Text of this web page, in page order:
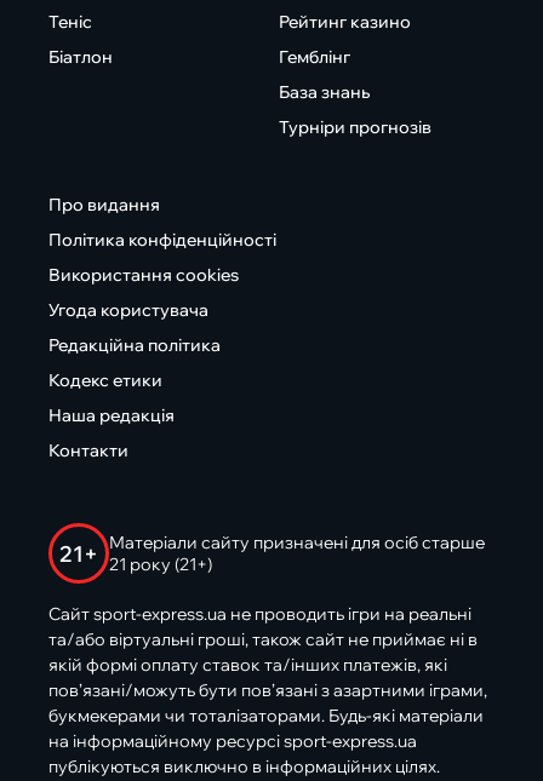
Теніс
Біатлон
Рейтинг казино
Гемблінг
База знань
Турніри прогнозів
Про видання
Політика конфіденційності
Використання cookies
Угода користувача
Редакційна політика
Кодекс етики
Наша редакція
Контакти
21+
Матеріали сайту призначені для осіб старше
21 року (21+)
Сайт sport-express.ua не проводить ігри на реальні
та/або віртуальні гроші, також сайт не приймає ні в
якій формі оплату ставок та/інших платежів, які
пов’язані/можуть бути пов’язані з азартними іграми,
букмекерами чи тоталізаторами. Будь-які матеріали
на інформаційному ресурсі sport-express.ua
публікуються виключно в інформаційних цілях.